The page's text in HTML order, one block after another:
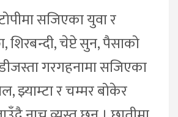
सजिएका युवा र
शिरबन्दी, चेप्टे सुन, पैसाको
गरगहनामा सजिएका
झ्याम्टा र चम्मर बोकेर